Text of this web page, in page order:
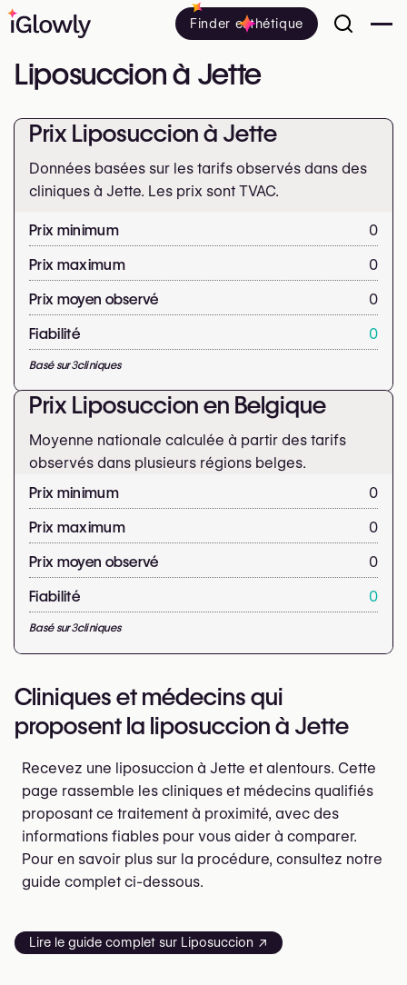
Finder esthétique
Liposuccion à Jette
Prix Liposuccion à Jette
Données basées sur les tarifs observés dans des
cliniques à Jette. Les prix sont TVAC.
Prix minimum
0
Prix maximum
0
Prix moyen observé
0
Fiabilité
0
Basé sur3cliniques
Prix Liposuccion en Belgique
Moyenne nationale calculée à partir des tarifs
observés dans plusieurs régions belges.
Prix minimum
0
Prix maximum
0
Prix moyen observé
0
Fiabilité
0
Basé sur3cliniques
Cliniques et médecins qui
proposent la liposuccion à Jette
Recevez une liposuccion à Jette et alentours. Cette
page rassemble les cliniques et médecins qualifiés
proposant ce traitement à proximité, avec des
informations fiables pour vous aider à comparer.
Pour en savoir plus sur la procédure, consultez notre
guide complet ci-dessous.
Lire le guide complet sur Liposuccion ↗